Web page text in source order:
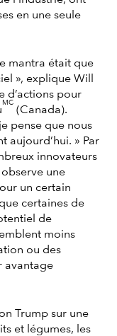
en une seule
mantra était que
», explique Will
d’actions pour
MC
(Canada).
pense que nous
aujourd’hui. » Par
innovateurs
une
un certain
certaines de
de
moins
ou des
avantage
Trump sur une
et légumes, les